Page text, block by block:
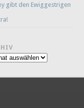
gibt den Ewiggestrigen